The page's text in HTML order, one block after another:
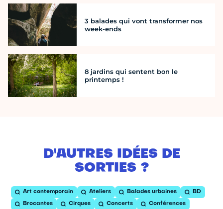
3 balades qui vont transformer nos
week-ends
8 jardins qui sentent bon le
printemps !
D'AUTRES IDÉES DE
SORTIES ?
Art contemporain Ateliers Balades urbaines BD
Brocantes Cirques Concerts Conférences